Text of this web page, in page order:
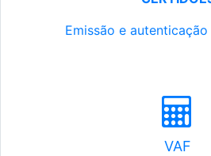
Emissão e
VAF